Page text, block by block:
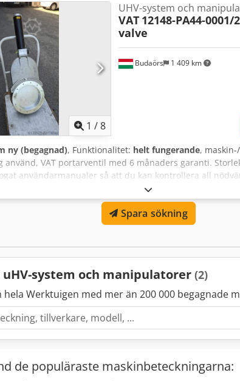
1 /8
Budaörs 1 409 km
UHV-system och
VAT 12148-PA44-0001/
valve
ny (begagnad), Funktionalitet: helt fungerande,
använd, VAT portarventil med 6 månaders garanti.
användarmanualer så att du kan kontrollera all
Spara sökning
uHV-system och manipulatorer (2)
hela Werktuigen med mer än 200 000 begagnade
de populäraste maskinbeteckningarna: